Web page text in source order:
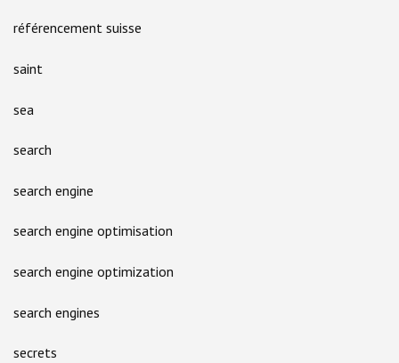
référencement suisse
saint
sea
search
search engine
search engine optimisation
search engine optimization
search engines
secrets